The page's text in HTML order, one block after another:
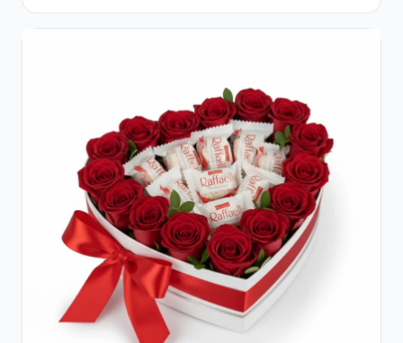
Ferrero Rocher și Flori Pastelate